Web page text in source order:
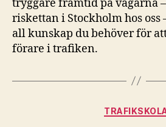
tryggare framtid på vägarna
riskettan i Stockholm hos
all kunskap du behöver för
förare i trafiken.